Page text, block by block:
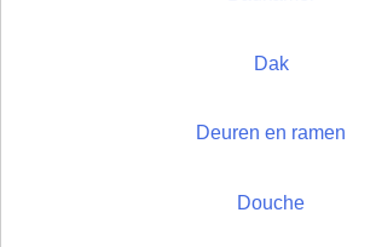
Dak
Deuren en ramen
Douche